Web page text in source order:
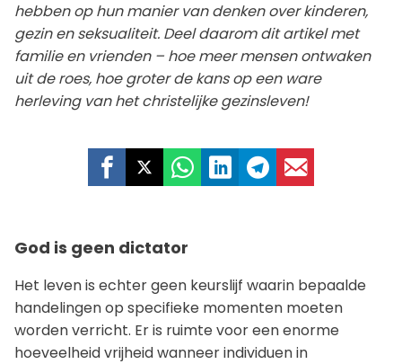
hebben op hun manier van denken over kinderen,
gezin en seksualiteit. Deel daarom dit artikel met
familie en vrienden – hoe meer mensen ontwaken
uit de roes, hoe groter de kans op een ware
herleving van het christelijke gezinsleven!
God is geen dictator
Het leven is echter geen keurslijf waarin bepaalde
handelingen op specifieke momenten moeten
worden verricht. Er is ruimte voor een enorme
hoeveelheid vrijheid wanneer individuen in